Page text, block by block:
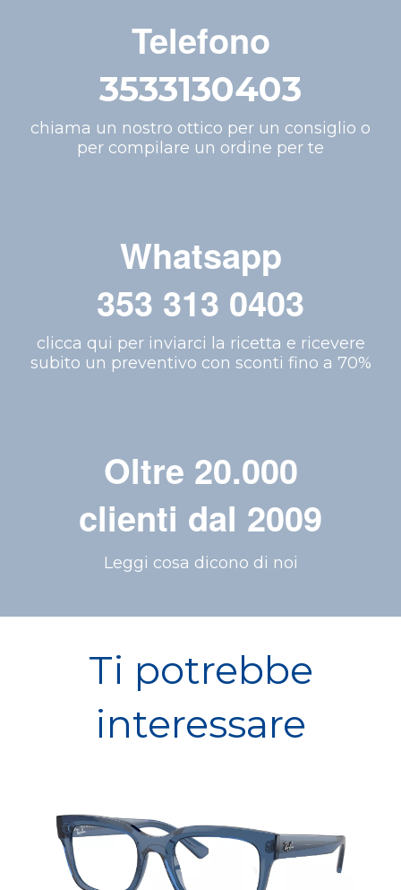
Telefono
3533130403
chiama un nostro ottico per un consiglio o
per compilare un ordine per te
Whatsapp
353 313 0403
clicca qui per inviarci la ricetta e ricevere
subito un preventivo con sconti fino a 70%
Oltre 20.000
clienti dal 2009
Leggi cosa dicono di noi
Ti potrebbe
interessare